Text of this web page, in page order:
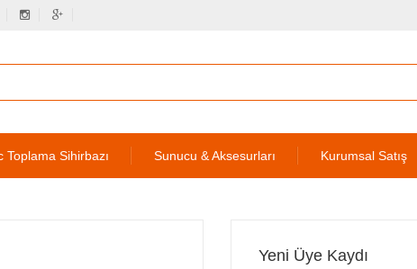
Toplama Sihirbazı Sunucu & Aksesurları Kurumsal Satış
Yeni Üye Kaydı